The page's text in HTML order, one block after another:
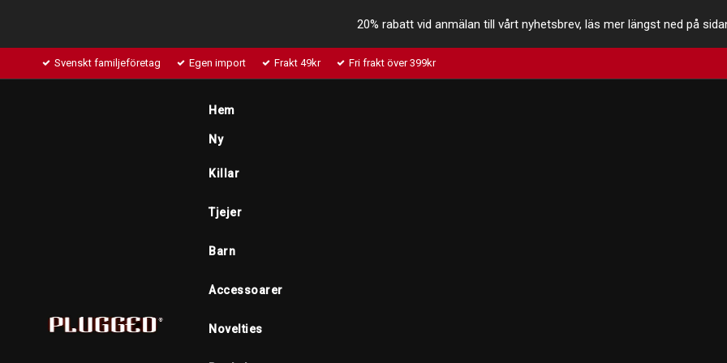
20% rabatt vid anmälan till vårt nyhetsbrev, läs mer längst ned på
Svenskt familjeföretag Egen import Frakt 49kr Fri frakt över 399kr
Hem
Ny
Killar
Tjejer
Barn
Accessoarer
Novelties